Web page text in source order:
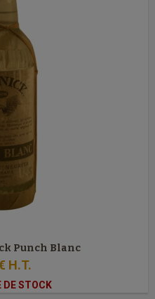
Punch Blanc
H.T.
DE STOCK